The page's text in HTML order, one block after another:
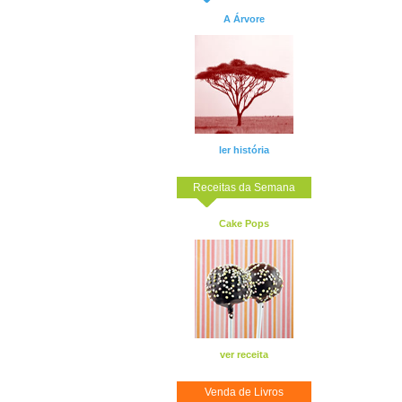
A Árvore
ler história
Receitas da Semana
Cake Pops
ver receita
Venda de Livros